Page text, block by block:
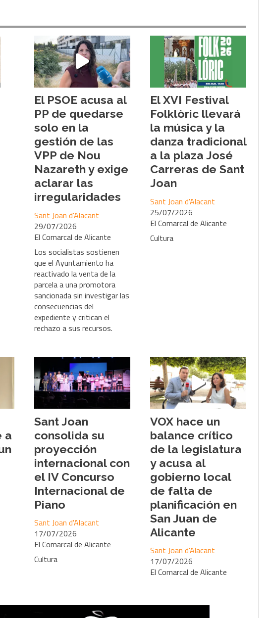
El PSOE acusa al
PP de quedarse
solo en la
gestión de las
VPP de Nou
Nazareth y exige
aclarar las
irregularidades
El Comarcal de Alicante
Sant Joan d'Alacant
29/07/2026
Los socialistas sostienen
que el Ayuntamiento ha
reactivado la venta de la
parcela a una promotora
sancionada sin investigar las
consecuencias del
expediente y critican el
rechazo a sus recursos.
El XVI Festival
Folklòric llevará
la música y la
danza tradicional
a la plaza José
Carreras de Sant
Joan
El Comarcal de Alicante
Sant Joan d'Alacant
25/07/2026
Cultura
a
Sant Joan
consolida su
proyección
internacional con
el IV Concurso
Internacional de
Piano
El Comarcal de Alicante
Sant Joan d'Alacant
17/07/2026
Cultura
VOX hace un
balance crítico
de la legislatura
y acusa al
gobierno local
de falta de
planificación en
San Juan de
Alicante
El Comarcal de Alicante
Sant Joan d'Alacant
17/07/2026